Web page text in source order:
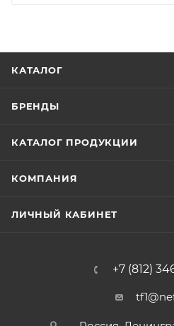
КАТАЛОГ
БРЕНДЫ
КАТАЛОГ ПРОДУКЦИИ
КОМПАНИЯ
ЛИЧНЫЙ КАБИНЕТ
+7 (812)